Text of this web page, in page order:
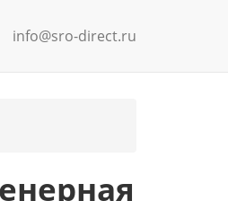
info@sro-direct.ru